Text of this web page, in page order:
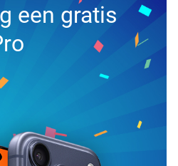
een gratis